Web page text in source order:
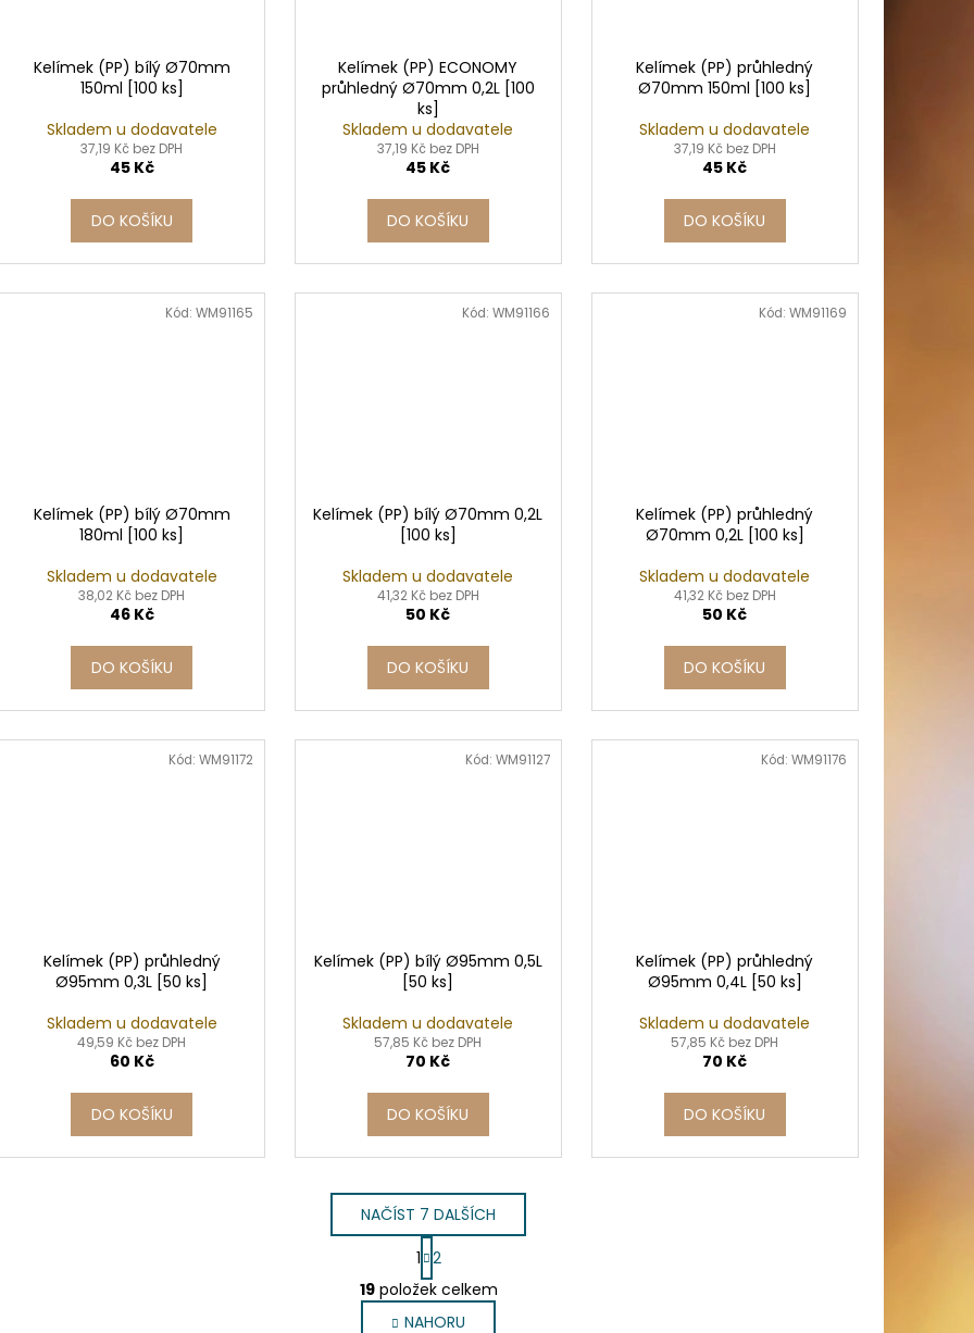
Kelímek (PP) bílý Ø70mm
150ml [100 ks]
Skladem u dodavatele
37,19 Kč bez DPH
45 Kč
DO KOŠÍKU
Kelímek (PP) ECONOMY
průhledný Ø70mm 0,2L [100
ks]
Skladem u dodavatele
37,19 Kč bez DPH
45 Kč
DO KOŠÍKU
Kelímek (PP) průhledný
Ø70mm 150ml [100 ks]
Skladem u dodavatele
37,19 Kč bez DPH
45 Kč
DO KOŠÍKU
Kelímek (PP) bílý Ø70mm
180ml [100 ks]
Skladem u dodavatele
38,02 Kč bez DPH
46 Kč
DO KOŠÍKU
Kód:WM91165
Kelímek (PP) bílý Ø70mm 0,2L
[100 ks]
Skladem u dodavatele
41,32 Kč bez DPH
50 Kč
DO KOŠÍKU
Kód: WM91166
Kelímek (PP) průhledný
Ø70mm 0,2L [100 ks]
Skladem u dodavatele
41,32 Kč bez DPH
50 Kč
DO KOŠÍKU
Kód: WM91169
Kelímek (PP) průhledný
Ø95mm 0,3L [50 ks]
Skladem u dodavatele
49,59 Kč bez DPH
60 Kč
DO KOŠÍKU
Kód:WM91172
Kelímek (PP) bílý Ø95mm 0,5L
[50 ks]
Skladem u dodavatele
57,85 Kč bez DPH
70 Kč
DO KOŠÍKU
Kód: WM91127
Kelímek (PP) průhledný
Ø95mm 0,4L [50 ks]
Skladem u dodavatele
57,85 Kč bez DPH
70 Kč
DO KOŠÍKU
Kód: WM91176
O
v
NAČÍST 7 DALŠÍCH
S
t
r
á
1 2
19položek celkem
NAHORU